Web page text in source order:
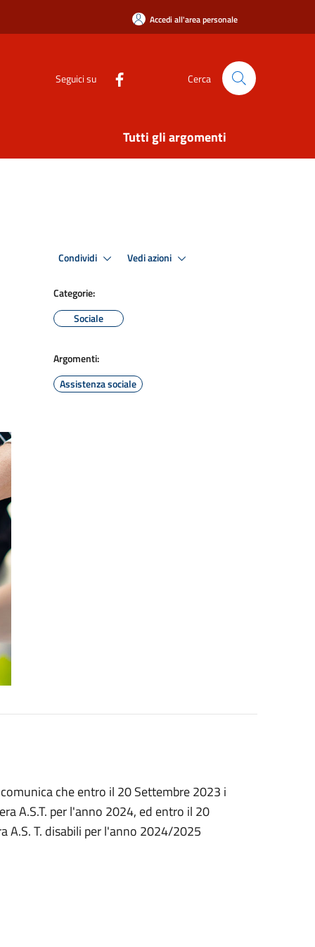
Accedi all'area personale
Seguici su Cerca
Tutti gli argomenti
Condividi Vedi azioni
Categorie:
Sociale
Argomenti:
Assistenza sociale
che entro il 20 Settembre 2023 i
A.S.T. per l'anno 2024, ed entro il 20
A.S. T. disabili per l'anno 2024/2025